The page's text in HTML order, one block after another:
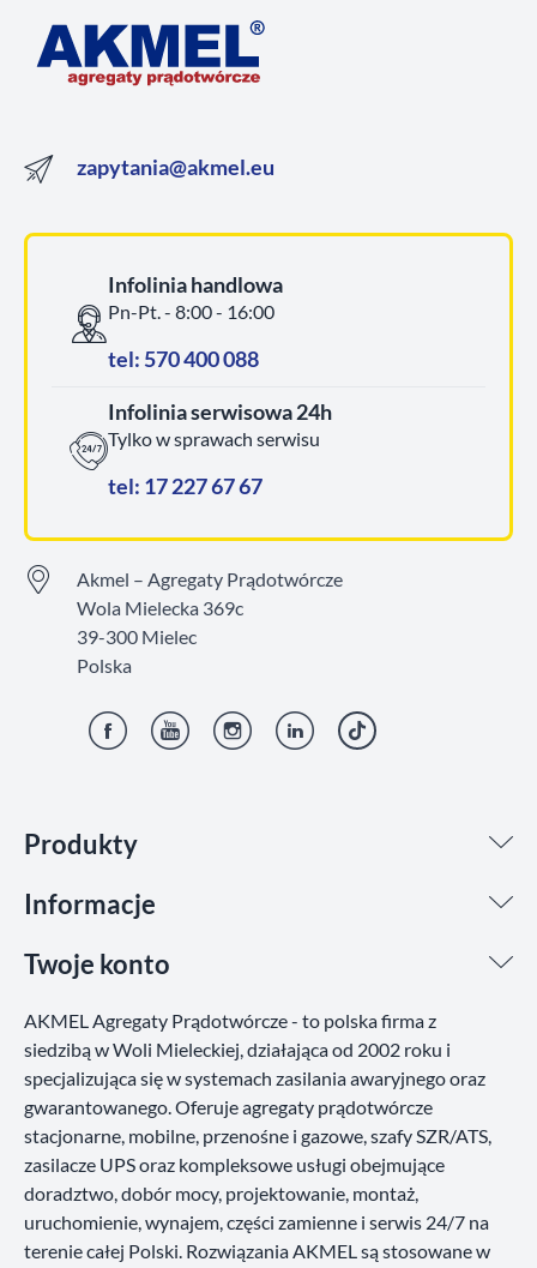
Produkty
Informacje
Twoje konto
zapytania@akmel.eu
Infolinia handlowa
Pn-Pt. - 8:00 - 16:00
tel: 570 400 088
Infolinia serwisowa 24h
Tylko w sprawach serwisu
tel: 17 227 67 67
Akmel – Agregaty Prądotwórcze
Wola Mielecka 369c
39-300 Mielec
Polska
AKMEL Agregaty Prądotwórcze - to polska firma z
siedzibą w Woli Mieleckiej, działająca od 2002 roku i
specjalizująca się w systemach zasilania awaryjnego oraz
gwarantowanego. Oferuje agregaty prądotwórcze
stacjonarne, mobilne, przenośne i gazowe, szafy SZR/ATS,
zasilacze UPS oraz kompleksowe usługi obejmujące
doradztwo, dobór mocy, projektowanie, montaż,
uruchomienie, wynajem, części zamienne i serwis 24/7 na
terenie całej Polski. Rozwiązania AKMEL są stosowane w